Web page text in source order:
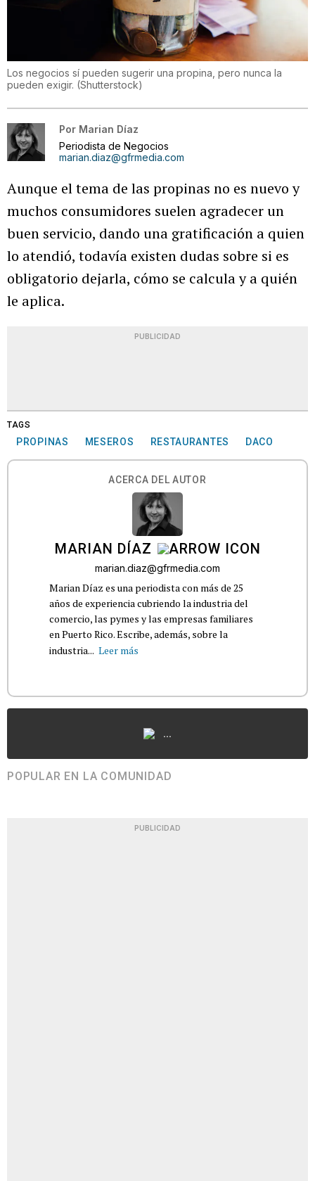
Los negocios sí pueden sugerir una propina, pero nunca la
pueden exigir. (Shutterstock)
Por Marian Díaz
Periodista de Negocios
marian.diaz@gfrmedia.com
Aunque el tema de las propinas no es nuevo y
muchos consumidores suelen agradecer un
buen servicio, dando una gratificación a quien
lo atendió, todavía existen dudas sobre si es
obligatorio dejarla, cómo se calcula y a quién
le aplica.
PUBLICIDAD
TAGS
PROPINAS MESEROS RESTAURANTES DACO
ACERCA DEL AUTOR
MARIAN DÍAZ
marian.diaz@gfrmedia.com
Marian Díaz es una periodista con más de 25
años de experiencia cubriendo la industria del
comercio, las pymes y las empresas familiares
en Puerto Rico. Escribe, además, sobre la
industria... Leer más
...
POPULAR EN LA COMUNIDAD
PUBLICIDAD